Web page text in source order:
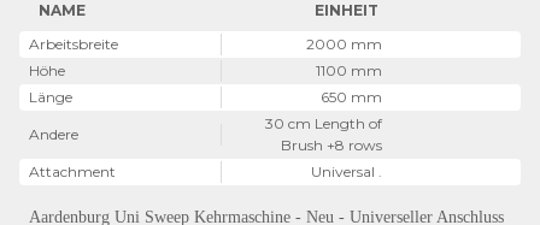
NAME
EINHEIT
Arbeitsbreite
2000 mm
Höhe
1100 mm
Länge
650 mm
Andere
30 cm Length of
Brush +8 rows
Attachment
Universal .
Aardenburg Uni Sweep Kehrmaschine - Neu - Universeller Anschluss